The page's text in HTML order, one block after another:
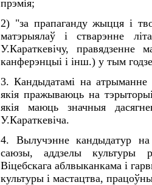
прэмiя;
2) "за прапаганду жыцця i
матэрыялаў i стварэнне
У.Караткевiчу, правядзенне
канферэнцыi i iнш.) у тым
3. Кандыдатамi на
якiя пражываюць на
якiя маюць значныя
У.Караткевiча.
4. Вылучэнне кандыдатур
саюзы, аддзелы культуры
Вiцебскага аблвыканкама i
культуры i мастацтва,